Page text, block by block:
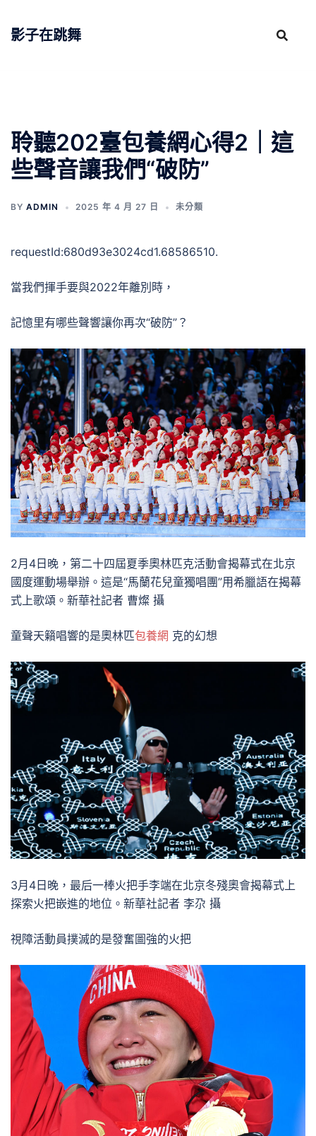
影子在跳舞
聆聽202臺包養網心得2｜這
些聲音讓我們“破防”
BY ADMIN 2025 年 4 月 27 日 未分類
requestId:680d93e3024cd1.68586510.
當我們揮手要與2022年離別時，
記憶里有哪些聲響讓你再次“破防”？
2月4日晚，第二十四屆夏季奧林匹克活動會揭幕式在北京
國度運動場舉辦。這是“馬蘭花兒童獨唱團”用希臘語在揭幕
式上歌頌。新華社記者 曹燦 攝
童聲天籟唱響的是奧林匹包養網 克的幻想
3月4日晚，最后一棒火把手李端在北京冬殘奧會揭幕式上
探索火把嵌進的地位。新華社記者 李尕 攝
視障活動員撲滅的是發奮圖強的火把